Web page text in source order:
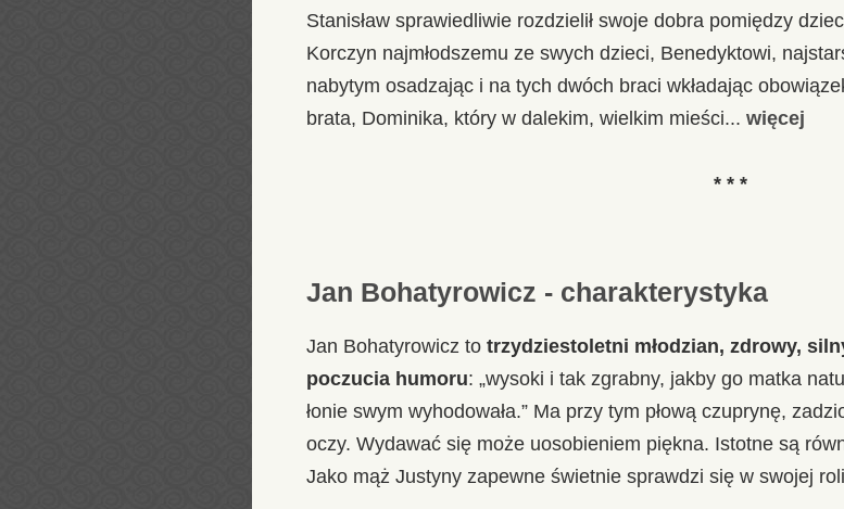
Stanisław sprawiedliwie rozdzielił swoje dobra pomiędzy
Korczyn najmłodszemu ze swych dzieci, Benedyktowi,
nabytym osadzając i na tych dwóch braci wkładając
brata, Dominika, który w dalekim, wielkim mieści... więcej
* * *
Jan Bohatyrowicz - charakterystyka
Jan Bohatyrowicz to trzydziestoletni młodzian, zdrowy,
poczucia humoru: „wysoki i tak zgrabny, jakby go matka
łonie swym wyhodowała.” Ma przy tym płową czuprynę,
oczy. Wydawać się może uosobieniem piękna. Istotne są
Jako mąż Justyny zapewne świetnie sprawdzi się w swojej